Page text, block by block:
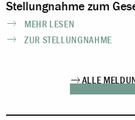
Stellungnahme zum
MEHR LESEN
ZUR STELLUNGNAHME
ALLE